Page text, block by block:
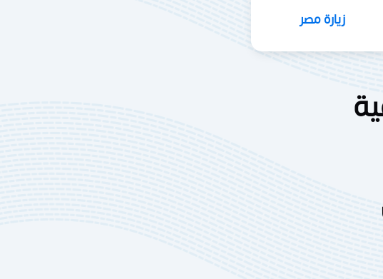
زيارة مصر